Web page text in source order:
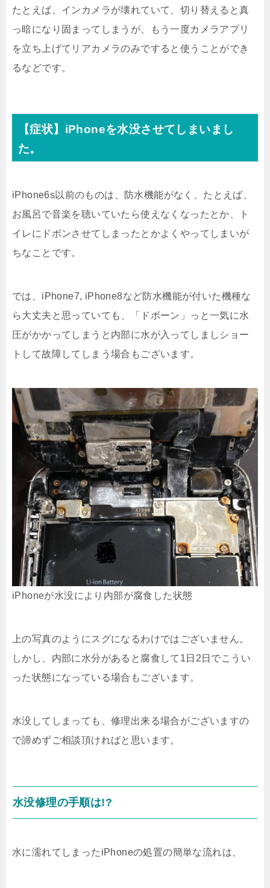
たとえば、インカメラが壊れていて、切り替えると真
っ暗になり固まってしまうが、もう一度カメラアプリ
を立ち上げてリアカメラのみですると使うことができ
るなどです。
【症状】iPhoneを水没させてしまいまし
た。
iPhone6s以前のものは、防水機能がなく、たとえば、
お風呂で音楽を聴いていたら使えなくなったとか、ト
イレにドボンさせてしまったとかよくやってしまいが
ちなことです。
では、iPhone7, iPhone8など防水機能が付いた機種な
ら大丈夫と思っていても、「ドボーン」っと一気に水
圧がかかってしまうと内部に水が入ってしましショー
トして故障してしまう場合もございます。
iPhoneが水没により内部が腐食した状態
上の写真のようにスグになるわけではございません。
しかし、内部に水分があると腐食して1日2日でこうい
った状態になっている場合もございます。
水没してしまっても、修理出来る場合がございますの
で諦めずご相談頂ければと思います。
水没修理の手順は!?
水に濡れてしまったiPhoneの処置の簡単な流れは、